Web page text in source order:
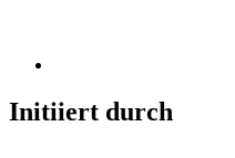
Initiiert durch